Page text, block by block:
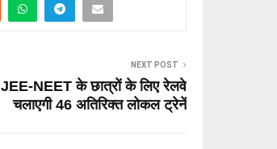
NEXT POST
JEE-NEET के छात्रों के लिए रेलवे
चलाएगी 46 अतिरिक्त लोकल ट्रेनें